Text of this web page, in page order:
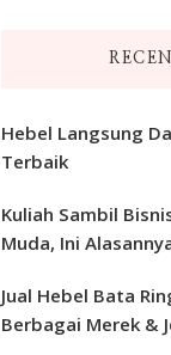
Hebel Langsung
Terbaik
Kuliah Sambil
Muda, Ini
Jual Hebel Bata
Berbagai Merek &